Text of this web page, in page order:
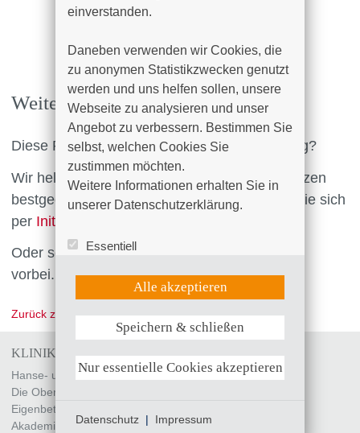
Weitere Stellenangebote
Diese Position entspricht nicht Ihrer Erwartung?
Wir helfen Ihnen dabei, die für Ihre Kompetenzen
bestgeeignete Position zu finden. Bewerben sie sich
per Initiativbewerbungsformular
Oder schauen Sie in unserer Stellenübersicht
vorbei.
Zurück zur Übersicht
KLINIKUM SÜDSTADT ROSTOCK
Hanse- und Universitätsstadt Rostock
Die Oberbürgermeisterin
Eigenbetrieb „Klinikum Südstadt Rostock“
Akademisches Lehrkrankenhaus
einverstanden.
Daneben verwenden wir Cookies, die
zu anonymen Statistikzwecken genutzt
werden und uns helfen sollen, unsere
Webseite zu analysieren und unser
Angebot zu verbessern. Bestimmen Sie
selbst, welchen Cookies Sie
zustimmen möchten.
Weitere Informationen erhalten Sie in
unserer Datenschutzerklärung.
Essentiell
UX (Hotjar)
Weitere Informationen anzeigen
Alle akzeptieren
Speichern & schließen
Nur essentielle Cookies akzeptieren
Datenschutz | Impressum